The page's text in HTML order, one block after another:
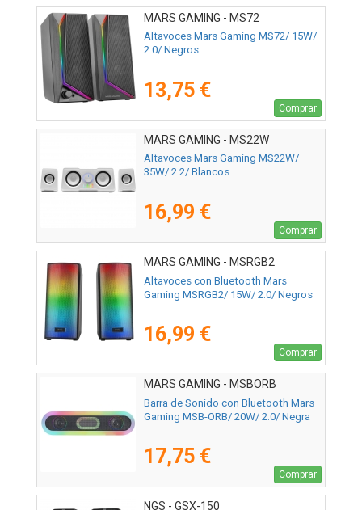
MARS GAMING - MS72
Altavoces Mars Gaming MS72/ 15W/
2.0/ Negros
13,75 €
Comprar
MARS GAMING - MS22W
Altavoces Mars Gaming MS22W/
35W/ 2.2/ Blancos
16,99 €
Comprar
MARS GAMING - MSRGB2
Altavoces con Bluetooth Mars
Gaming MSRGB2/ 15W/ 2.0/ Negros
16,99 €
Comprar
MARS GAMING - MSBORB
Barra de Sonido con Bluetooth Mars
Gaming MSB-ORB/ 20W/ 2.0/ Negra
17,75 €
Comprar
NGS - GSX-150